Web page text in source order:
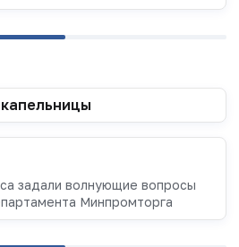
задали волнующие вопросы
Минпромторга